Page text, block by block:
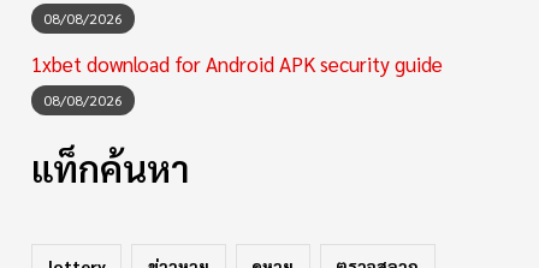
08/08/2026
1xbet download for Android APK security guide
08/08/2026
แท็กค้นหา